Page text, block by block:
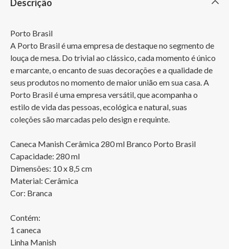
Descrição
Porto Brasil
A Porto Brasil é uma empresa de destaque no segmento de
louça de mesa. Do trivial ao clássico, cada momento é único
e marcante, o encanto de suas decorações e a qualidade de
seus produtos no momento de maior união em sua casa. A
Porto Brasil é uma empresa versátil, que acompanha o
estilo de vida das pessoas, ecológica e natural, suas
coleções são marcadas pelo design e requinte.
Caneca Manish Cerâmica 280 ml Branco Porto Brasil
Capacidade: 280 ml
Dimensões: 10 x 8,5 cm
Material: Cerâmica
Cor: Branca
Contém:
1 caneca
Linha Manish